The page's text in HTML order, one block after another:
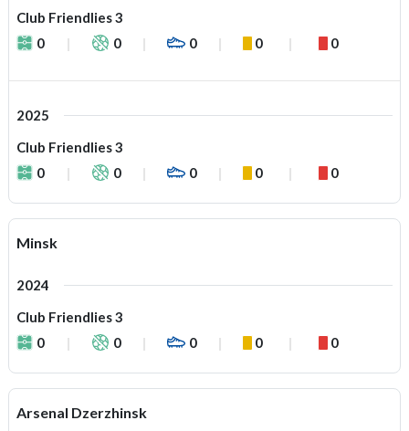
Club Friendlies 3
0
0 0 0 0
2025
Club Friendlies 3
0
0 0 0 0
Minsk
2024
Club Friendlies 3
0
0 0 0 0
Arsenal Dzerzhinsk